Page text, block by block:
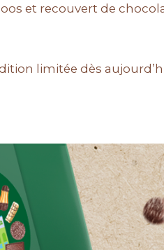
et recouvert de
limitée dès